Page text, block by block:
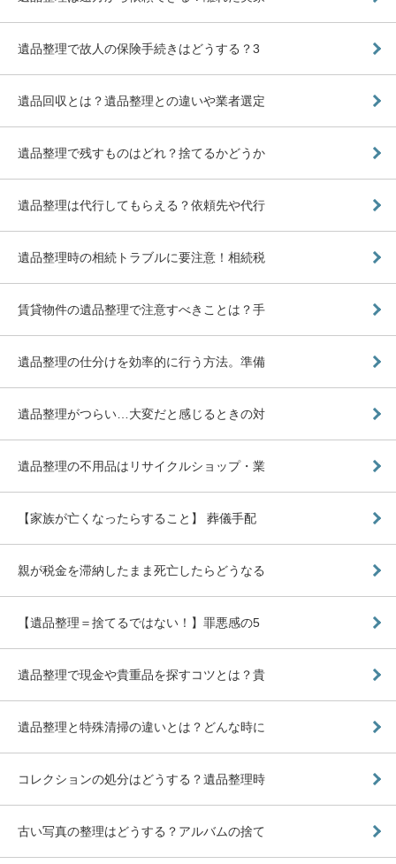
遺品整理で故人の保険手続きはどうする？3
遺品回収とは？遺品整理との違いや業者選定
遺品整理で残すものはどれ？捨てるかどうか
遺品整理は代行してもらえる？依頼先や代行
遺品整理時の相続トラブルに要注意！相続税
賃貸物件の遺品整理で注意すべきことは？手
遺品整理の仕分けを効率的に行う方法。準備
遺品整理がつらい…大変だと感じるときの対
遺品整理の不用品はリサイクルショップ・業
【家族が亡くなったらすること】 葬儀手配
親が税金を滞納したまま死亡したらどうなる
【遺品整理＝捨てるではない！】罪悪感の5
遺品整理で現金や貴重品を探すコツとは？貴
遺品整理と特殊清掃の違いとは？どんな時に
コレクションの処分はどうする？遺品整理時
古い写真の整理はどうする？アルバムの捨て